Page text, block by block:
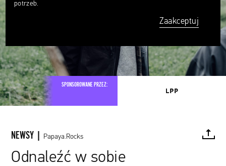
SPONSOROWANE PRZEZ:
NEWSY | Papaya.Rocks
Odnaleźć w sobie
potrzeb.
Zaakceptuj